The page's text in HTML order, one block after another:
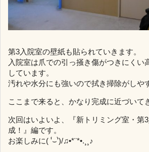
第3入院室の壁紙も貼られていきます。
入院室は爪での引っ掻き傷がつきにくい
しています。
汚れや水分にも強いので拭き掃除がしや
ここまで来ると、かなり完成に近づいて
次回はいよいよ、『新トリミング室・第
成！』編です。
お楽しみに( '́⌣'̀)/♫•*¨*•.¸¸♪